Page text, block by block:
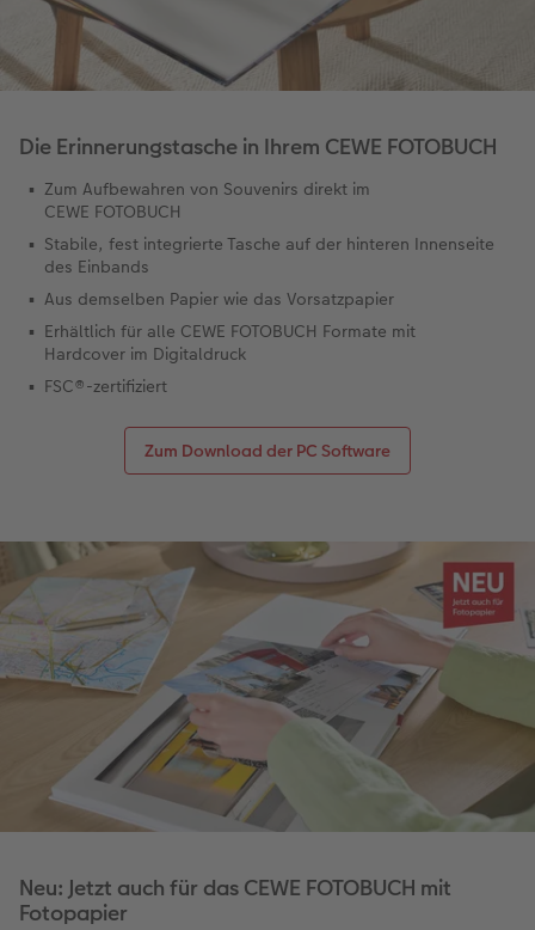
CEWE FOTOBUCH per PDF
Zubehör
Die Erinnerungstasche in Ihrem CEWE FOTOBUCH
Zum Aufbewahren von Souvenirs direkt im
CEWE FOTOBUCH
Stabile, fest integrierte Tasche auf der hinteren Innenseite
des Einbands
Aus demselben Papier wie das Vorsatzpapier
Erhältlich für alle CEWE FOTOBUCH Formate mit
Hardcover im Digitaldruck
FSC®-zertifiziert
Zum Download der PC Software
Neu: Jetzt auch für das CEWE FOTOBUCH mit
Fotopapier